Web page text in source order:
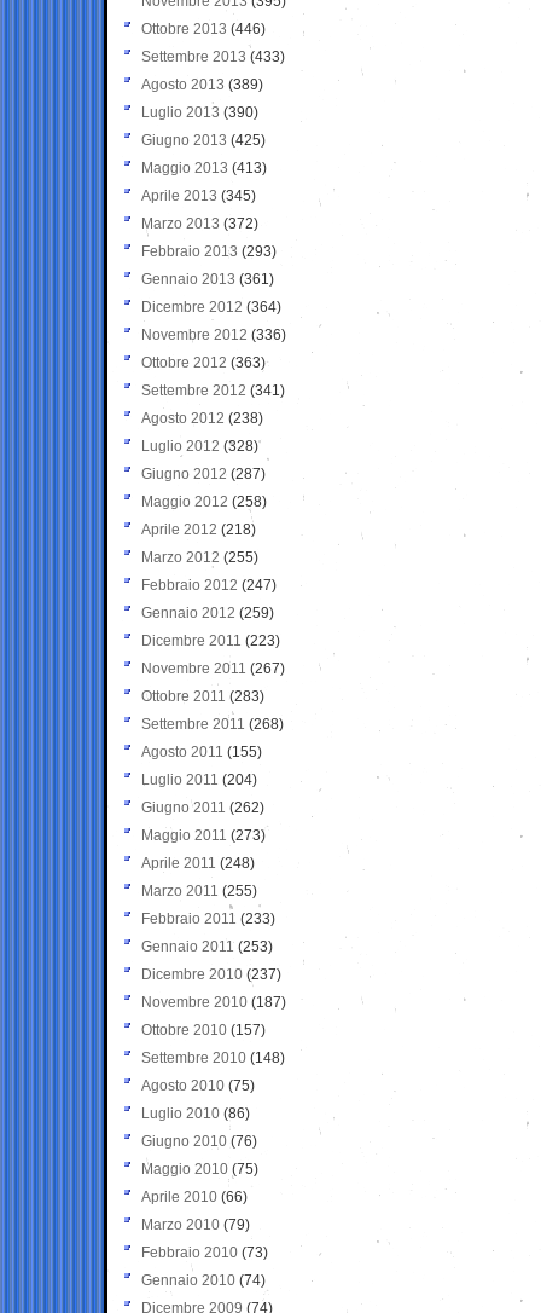
Ottobre 2013 (446)
Settembre 2013 (433)
Agosto 2013 (389)
Luglio 2013 (390)
Giugno 2013 (425)
Maggio 2013 (413)
Aprile 2013 (345)
Marzo 2013 (372)
Febbraio 2013 (293)
Gennaio 2013 (361)
Dicembre 2012 (364)
Novembre 2012 (336)
Ottobre 2012 (363)
Settembre 2012 (341)
Agosto 2012 (238)
Luglio 2012 (328)
Giugno 2012 (287)
Maggio 2012 (258)
Aprile 2012 (218)
Marzo 2012 (255)
Febbraio 2012 (247)
Gennaio 2012 (259)
Dicembre 2011 (223)
Novembre 2011 (267)
Ottobre 2011 (283)
Settembre 2011 (268)
Agosto 2011 (155)
Luglio 2011 (204)
Giugno 2011 (262)
Maggio 2011 (273)
Aprile 2011 (248)
Marzo 2011 (255)
Febbraio 2011 (233)
Gennaio 2011 (253)
Dicembre 2010 (237)
Novembre 2010 (187)
Ottobre 2010 (157)
Settembre 2010 (148)
Agosto 2010 (75)
Luglio 2010 (86)
Giugno 2010 (76)
Maggio 2010 (75)
Aprile 2010 (66)
Marzo 2010 (79)
Febbraio 2010 (73)
Gennaio 2010 (74)
Dicembre 2009 (74)